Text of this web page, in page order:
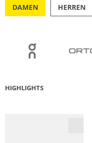
DAMEN HERREN
HIGHLIGHTS